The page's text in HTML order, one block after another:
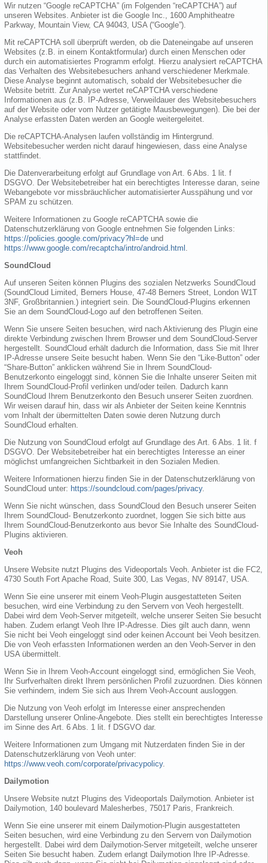
Wir nutzen “Google reCAPTCHA” (im Folgenden “reCAPTCHA”) auf
unseren Websites. Anbieter ist die Google Inc., 1600 Amphitheatre
Parkway, Mountain View, CA 94043, USA (“Google”).
Mit reCAPTCHA soll überprüft werden, ob die Dateneingabe auf unseren
Websites (z.B. in einem Kontaktformular) durch einen Menschen oder
durch ein automatisiertes Programm erfolgt. Hierzu analysiert reCAPTCHA
das Verhalten des Websitebesuchers anhand verschiedener Merkmale.
Diese Analyse beginnt automatisch, sobald der Websitebesucher die
Website betritt. Zur Analyse wertet reCAPTCHA verschiedene
Informationen aus (z.B. IP-Adresse, Verweildauer des Websitebesuchers
auf der Website oder vom Nutzer getätigte Mausbewegungen). Die bei der
Analyse erfassten Daten werden an Google weitergeleitet.
Die reCAPTCHA-Analysen laufen vollständig im Hintergrund.
Websitebesucher werden nicht darauf hingewiesen, dass eine Analyse
stattfindet.
Die Datenverarbeitung erfolgt auf Grundlage von Art. 6 Abs. 1 lit. f
DSGVO. Der Websitebetreiber hat ein berechtigtes Interesse daran, seine
Webangebote vor missbräuchlicher automatisierter Ausspähung und vor
SPAM zu schützen.
Weitere Informationen zu Google reCAPTCHA sowie die
Datenschutzerklärung von Google entnehmen Sie folgenden Links:
https://policies.google.com/privacy?hl=de und
https://www.google.com/recaptcha/intro/android.html
SoundCloud
Auf unseren Seiten können Plugins des sozialen Netzwerks SoundCloud
(SoundCloud Limited, Berners House, 47-48 Berners Street, London W1T
3NF, Großbritannien.) integriert sein. Die SoundCloud-Plugins erkennen
Sie an dem SoundCloud-Logo auf den betroffenen Seiten.
Wenn Sie unsere Seiten besuchen, wird nach Aktivierung des Plugin eine
direkte Verbindung zwischen Ihrem Browser und dem SoundCloud-Server
hergestellt. SoundCloud erhält dadurch die Information, dass Sie mit Ihrer
IP-Adresse unsere Seite besucht haben. Wenn Sie den “Like-Button” oder
“Share-Button” anklicken während Sie in Ihrem SoundCloud-
Benutzerkonto eingeloggt sind, können Sie die Inhalte unserer Seiten mit
Ihrem SoundCloud-Profil verlinken und/oder teilen. Dadurch kann
SoundCloud Ihrem Benutzerkonto den Besuch unserer Seiten zuordnen.
Wir weisen darauf hin, dass wir als Anbieter der Seiten keine Kenntnis
vom Inhalt der übermittelten Daten sowie deren Nutzung durch
SoundCloud erhalten.
Die Nutzung von SoundCloud erfolgt auf Grundlage des Art. 6 Abs. 1 lit. f
DSGVO. Der Websitebetreiber hat ein berechtigtes Interesse an einer
möglichst umfangreichen Sichtbarkeit in den Sozialen Medien.
Weitere Informationen hierzu finden Sie in der Datenschutzerklärung von
SoundCloud unter: https://soundcloud.com/pages/privacy.
Wenn Sie nicht wünschen, dass SoundCloud den Besuch unserer Seiten
Ihrem SoundCloud- Benutzerkonto zuordnet, loggen Sie sich bitte aus
Ihrem SoundCloud-Benutzerkonto aus bevor Sie Inhalte des SoundCloud-
Plugins aktivieren.
Veoh
Unsere Website nutzt Plugins des Videoportals Veoh. Anbieter ist die FC2,
4730 South Fort Apache Road, Suite 300, Las Vegas, NV 89147, USA.
Wenn Sie eine unserer mit einem Veoh-Plugin ausgestatteten Seiten
besuchen, wird eine Verbindung zu den Servern von Veoh hergestellt.
Dabei wird dem Veoh-Server mitgeteilt, welche unserer Seiten Sie besucht
haben. Zudem erlangt Veoh Ihre IP-Adresse. Dies gilt auch dann, wenn
Sie nicht bei Veoh eingeloggt sind oder keinen Account bei Veoh besitzen.
Die von Veoh erfassten Informationen werden an den Veoh-Server in den
USA übermittelt.
Wenn Sie in Ihrem Veoh-Account eingeloggt sind, ermöglichen Sie Veoh,
Ihr Surfverhalten direkt Ihrem persönlichen Profil zuzuordnen. Dies können
Sie verhindern, indem Sie sich aus Ihrem Veoh-Account ausloggen.
Die Nutzung von Veoh erfolgt im Interesse einer ansprechenden
Darstellung unserer Online-Angebote. Dies stellt ein berechtigtes Interesse
im Sinne des Art. 6 Abs. 1 lit. f DSGVO dar.
Weitere Informationen zum Umgang mit Nutzerdaten finden Sie in der
Datenschutzerklärung von Veoh unter:
https://www.veoh.com/corporate/privacypolicy.
Dailymotion
Unsere Website nutzt Plugins des Videoportals Dailymotion. Anbieter ist
Dailymotion, 140 boulevard Malesherbes, 75017 Paris, Frankreich.
Wenn Sie eine unserer mit einem Dailymotion-Plugin ausgestatteten
Seiten besuchen, wird eine Verbindung zu den Servern von Dailymotion
hergestellt. Dabei wird dem Dailymotion-Server mitgeteilt, welche unserer
Seiten Sie besucht haben. Zudem erlangt Dailymotion Ihre IP-Adresse.